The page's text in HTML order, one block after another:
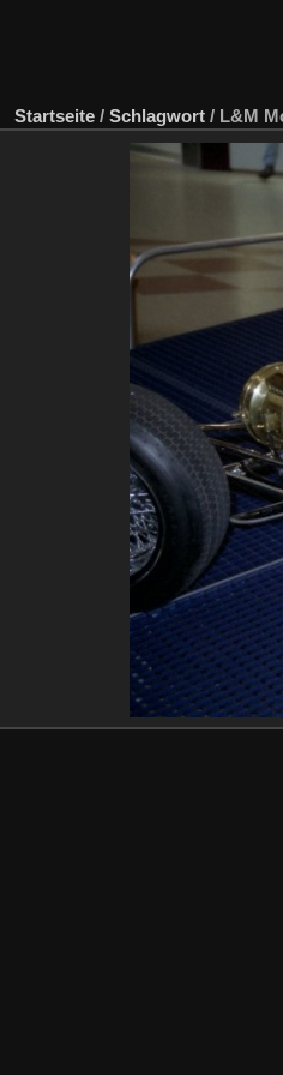
Startseite / Schlagwort / L&M